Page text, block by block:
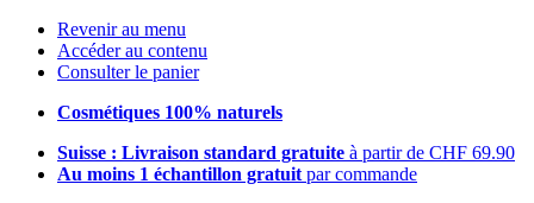
Revenir au menu
Accéder au contenu
Consulter le panier
Cosmétiques 100% naturels
Suisse : Livraison standard gratuite à partir de CHF 69.90
Au moins 1 échantillon gratuit par commande